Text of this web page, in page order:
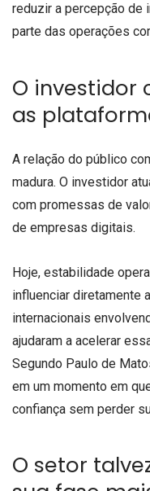
reduzir a percepção de
parte das operações
O investidor
as
A relação do público
madura. O investidor
com promessas de
de empresas digitais.
Hoje, estabilidade
influenciar diretamente
internacionais
ajudaram a acelerar
Segundo Paulo de
em um momento em
confiança sem perder
O setor